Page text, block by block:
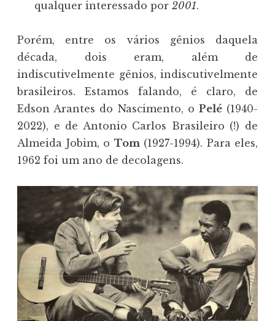
qualquer interessado por 2001.
Porém, entre os vários gênios daquela
década, dois eram, além de
indiscutivelmente gênios, indiscutivelmente
brasileiros. Estamos falando, é claro, de
Edson Arantes do Nascimento, o Pelé(1940-
2022), e de Antonio Carlos Brasileiro (!) de
Almeida Jobim, o Tom (1927-1994). Para eles,
1962 foi um ano de decolagens.